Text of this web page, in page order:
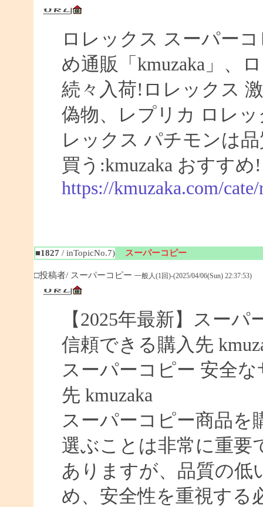
ロレックス スーパー
め通販「kmuzaka」、
続々入荷!ロレックス
偽物、レプリカ ロレ
レックス パチモンは
買う:kmuzaka おすすめ!
https://kmuzaka.com/
■1827 / inTopicNo.7) スーパーコピー
□投稿者/ スーパーコピー 一般人(1回)-(2025/04/06(Sun) 22:37:53)
【2025年最新】スー
信頼できる購入先
スーパーコピー 安全
先 kmuzaka
スーパーコピー商品を
選ぶことは非常に重要
ありますが、品質の低
め、安全性を重視する